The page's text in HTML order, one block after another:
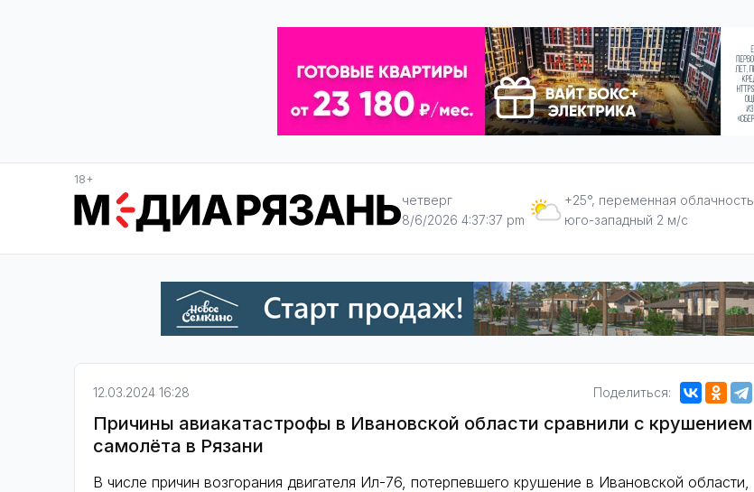
18+
четверг
8/6/2026 4:37:38 pm
+25°, переменная облачность
юго-западный 2 м/с
12.03.2024 16:28 Поделиться:
Причины авиакатастрофы в Ивановской области сравнили с крушением
самолёта в Рязани
В числе причин возгорания двигателя Ил-76, потерпевшего крушение в Ивановской области,